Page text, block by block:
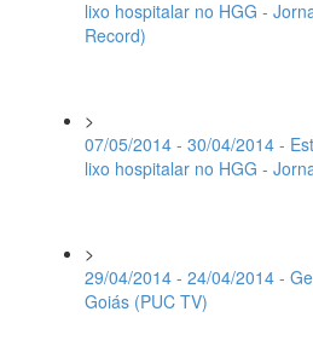
lixo hospitalar no HGG -
Record)
>
07/05/2014 - 30/04/2014 -
lixo hospitalar no HGG -
>
29/04/2014 - 24/04/2014 -
Goiás (PUC TV)